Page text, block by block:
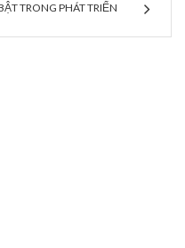
TRONG PHÁT TRIỂN